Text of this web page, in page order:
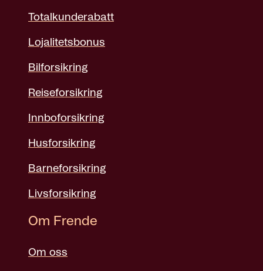
Totalkunderabatt
Lojalitetsbonus
Bilforsikring
Reiseforsikring
Innboforsikring
Husforsikring
Barneforsikring
Livsforsikring
Om Frende
Om oss